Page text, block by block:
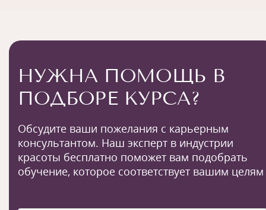
НУЖНА ПОМОЩЬ В
ПОДБОРЕ КУРСА?
Обсудите ваши пожелания с карьерным
консультантом. Наш эксперт в индустрии
красоты бесплатно поможет вам подобрать
обучение, которое соответствует вашим целям